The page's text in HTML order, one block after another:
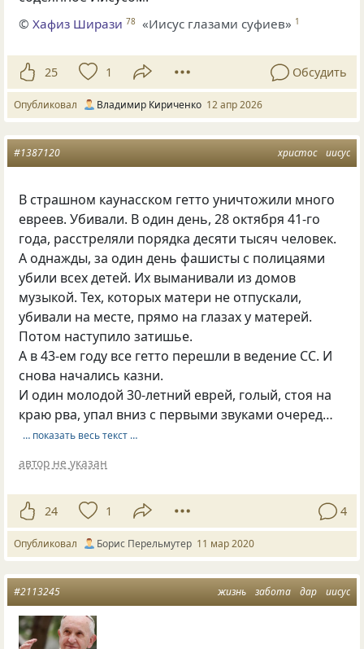
©Хафиз Ширази 78 «Иисус глазами суфиев» 1
25 1 Обсудить
Опубликовал Владимир Кириченко 12 апр 2026
христос иисус
#1387120
В страшном каунасском гетто уничтожили много
евреев. Убивали. В один день, 28 октября 41-го
года, расстреляли порядка десяти тысяч человек.
А однажды, за один день фашисты с полицаями
убили всех детей. Их выманивали из домов
музыкой. Тех, которых матери не отпускали,
убивали на месте, прямо на глазах у матерей.
Потом наступило затишье.
А в 43-ем году все гетто перешли в ведение СС. И
снова начались казни.
И один молодой 30-летний еврей, голый, стоя на
краю рва, упал вниз с первыми звуками очеред…
… показать весь текст …
автор не указан
24 1 4
Опубликовал Борис Перельмутер 11 мар 2020
жизнь забота дар иисус
#2113245